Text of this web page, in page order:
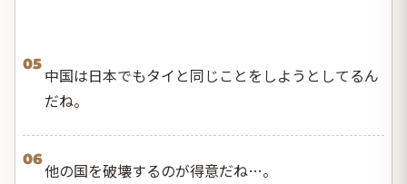
05
中国は日本でもタイと同じことをしようとしてるん
だね。
06
他の国を破壊するのが得意だね…。